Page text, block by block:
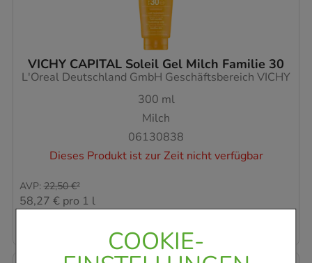
COOKIE-
VICHY CAPITAL Soleil Gel Milch Familie 30
L'Oreal Deutschland GmbH Geschäftsbereich VICHY
300 ml
Milch
06130838
Dieses Produkt ist zur Zeit nicht verfügbar
AVP: 22,50 €²
58,27 € pro 1 l